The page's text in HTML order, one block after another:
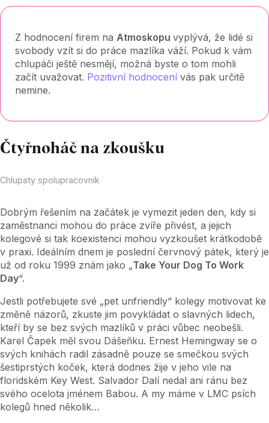
Z hodnocení firem na Atmoskopu vyplývá, že lidé si
svobody vzít si do práce mazlíka váží. Pokud k vám
chlupáči ještě nesmějí, možná byste o tom mohli
začít uvažovat. Pozitivní hodnocenívás pak určitě
nemine.
Čtyřnoháč na zkoušku
Chlupaty spolupracovník
Dobrým řešením na začátek je vymezit jeden den, kdy si
zaměstnanci mohou do práce zvíře přivést, a jejich
kolegové si tak koexistenci mohou vyzkoušet krátkodobě
v praxi. Ideálním dnem je poslední červnový pátek, který je
už od roku 1999 znám jako „Take Your Dog To Work
Day“.
Jestli potřebujete své „pet unfriendly“ kolegy motivovat ke
změně názorů, zkuste jim povykládat o slavných lidech,
kteří by se bez svých mazlíků v práci vůbec neobešli.
Karel Čapek měl svou Dášeňku. Ernest Hemingway se o
svých knihách radil zásadně pouze se smečkou svých
šestiprstých koček, která dodnes žije v jeho vile na
floridském Key West. Salvador Dalí nedal ani ránu bez
svého ocelota jménem Babou. A my máme v LMC psích
kolegů hned několik…